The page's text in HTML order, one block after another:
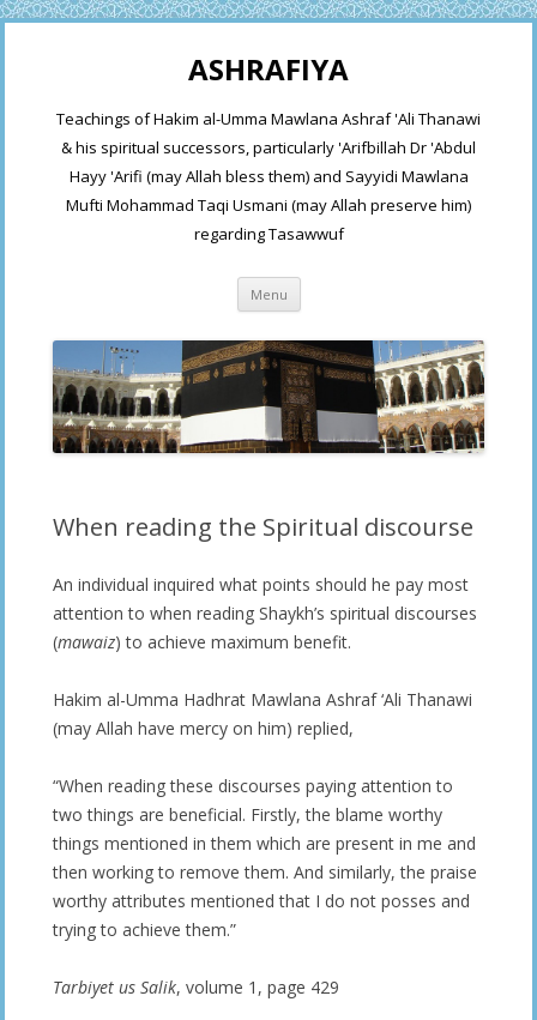
ASHRAFIYA
Teachings of Hakim al-Umma Mawlana Ashraf 'Ali Thanawi
& his spiritual successors, particularly 'Arifbillah Dr 'Abdul
Hayy 'Arifi (may Allah bless them) and Sayyidi Mawlana
Mufti Mohammad Taqi Usmani (may Allah preserve him)
regarding Tasawwuf
Menu Skip
content
When reading the Spiritual discourse
An individual inquired what points should he pay most
attention to when reading Shaykh’s spiritual discourses
(mawaiz) to achieve maximum benefit.
Hakim al-Umma Hadhrat Mawlana Ashraf ‘Ali Thanawi
(may Allah have mercy on him) replied,
“When reading these discourses paying attention to
two things are beneficial. Firstly, the blame worthy
things mentioned in them which are present in me and
then working to remove them. And similarly, the praise
worthy attributes mentioned that I do not posses and
trying to achieve them.”
Tarbiyet us Salik, volume 1, page 429